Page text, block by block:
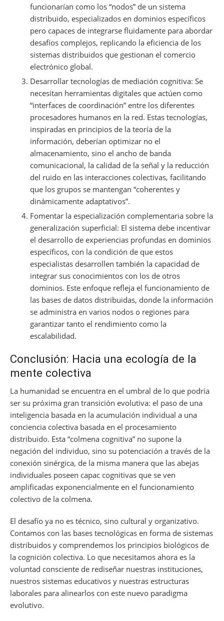
funcionarían como los “nodos” de un sistema
distribuido, especializados en dominios específicos
pero capaces de integrarse fluidamente para abordar
desafíos complejos, replicando la eficiencia de los
sistemas distribuidos que gestionan el comercio
electrónico global.
Desarrollar tecnologías de mediación cognitiva: Se
necesitan herramientas digitales que actúen como
“interfaces de coordinación” entre los diferentes
procesadores humanos en la red. Estas tecnologías,
inspiradas en principios de la teoría de la
información, deberían optimizar no el
almacenamiento, sino el ancho de banda
comunicacional, la calidad de la señal y la reducción
del ruido en las interacciones colectivas, facilitando
que los grupos se mantengan “coherentes y
dinámicamente adaptativos”.
Fomentar la especialización complementaria sobre la
generalización superficial: El sistema debe incentivar
el desarrollo de experiencias profundas en dominios
específicos, con la condición de que estos
especialistas desarrollen también la capacidad de
integrar sus conocimientos con los de otros
dominios. Este enfoque refleja el funcionamiento de
las bases de datos distribuidas, donde la información
se administra en varios nodos o regiones para
garantizar tanto el rendimiento como la
escalabilidad.
Conclusión: Hacia una ecología de la
mente colectiva
La humanidad se encuentra en el umbral de lo que podría
ser su próxima gran transición evolutiva: el paso de una
inteligencia basada en la acumulación individual a una
conciencia colectiva basada en el procesamiento
distribuido. Esta “colmena cognitiva” no supone la
negación del individuo, sino su potenciación a través de la
conexión sinérgica, de la misma manera que las abejas
individuales poseen capac cognitivas que se ven
amplificadas exponencialmente en el funcionamiento
colectivo de la colmena.
El desafío ya no es técnico, sino cultural y organizativo.
Contamos con las bases tecnológicas en forma de sistemas
distribuidos y comprendemos los principios biológicos de
la cognición colectiva. Lo que necesitamos ahora es la
voluntad consciente de rediseñar nuestras instituciones,
nuestros sistemas educativos y nuestras estructuras
laborales para alinearlos con este nuevo paradigma
evolutivo.